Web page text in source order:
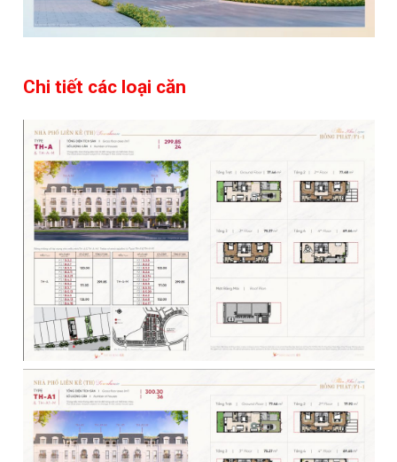
Chi tiết các loại căn